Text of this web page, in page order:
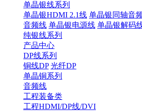
单晶银线系列
单晶银HDMI 2.1线 单晶银同轴音
音频线 单晶银电源线 单晶银解码
纯银线系列
产品中心
DP线系列
铜线DP 光纤DP
单晶铜系列
音频线
工程装备类
工程HDMI/DP线/DVI